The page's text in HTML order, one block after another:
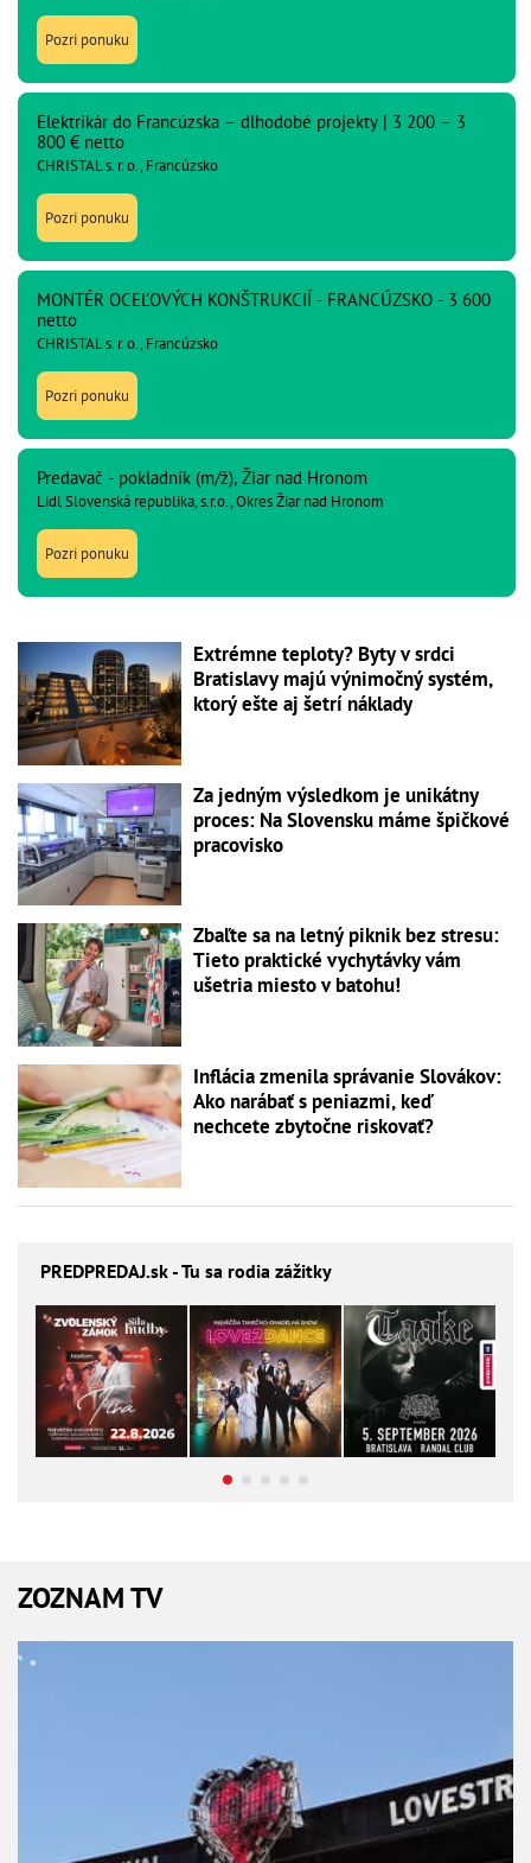
Pozri ponuku
Elektrikár do Francúzska – dlhodobé projekty | 3 200 – 3
800 € netto
CHRISTAL s. r. o., Francúzsko
Pozri ponuku
MONTÉR OCEĽOVÝCH KONŠTRUKCIÍ - FRANCÚZSKO - 3 600
netto
CHRISTAL s. r. o., Francúzsko
Pozri ponuku
Predavač - pokladník (m/ž), Žiar nad Hronom
Lidl Slovenská republika, s.r.o., Okres Žiar nad Hronom
Pozri ponuku
Extrémne teploty? Byty v srdci
Bratislavy majú výnimočný systém,
ktorý ešte aj šetrí náklady
Za jedným výsledkom je unikátny
proces: Na Slovensku máme špičkové
pracovisko
Zbaľte sa na letný piknik bez stresu:
Tieto praktické vychytávky vám
ušetria miesto v batohu!
Inflácia zmenila správanie Slovákov:
Ako narábať s peniazmi, keď
nechcete zbytočne riskovať?
PREDPREDAJ.sk - Tu sa rodia zážitky
ZOZNAM TV